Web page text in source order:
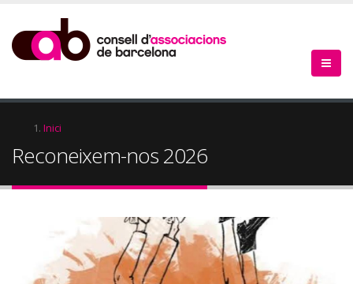
contingut
d'Ariadna
Inici
Reconeixem-nos 2026